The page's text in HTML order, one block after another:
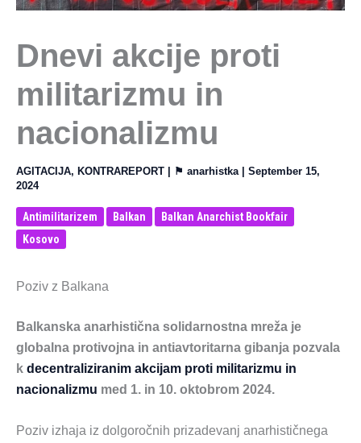
Dnevi akcije proti
militarizmu in
nacionalizmu
AGITACIJA, KONTRAREPORT | ⚑ anarhistka | September 15,
2024
Antimilitarizem Balkan
Balkan Anarchist Bookfair
Kosovo
Poziv z Balkana
Balkanska anarhistična solidarnostna mreža je
globalna protivojna in antiavtoritarna gibanja pozvala
k decentraliziranim akcijam proti militarizmu in
nacionalizmu med 1. in 10. oktobrom 2024.
Poziv izhaja iz dolgoročnih prizadevanj anarhističnega